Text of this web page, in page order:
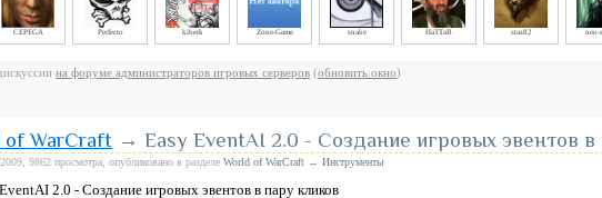
CEPEGA Perfecto kiberk Zone-Game snake HaTTaB stas82 neo-
на форуме администраторов игровых серверов (обновить окно)
of WarCraft → Easy EventAI 2.0 - Создание игровых эвентов в
9862 просмотра, опубликовано в разделе World of WarCraft → Инструменты